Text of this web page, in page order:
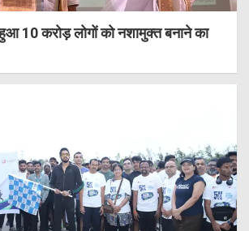
10 करोड़ लोगों को नशामुक्त बनाने का